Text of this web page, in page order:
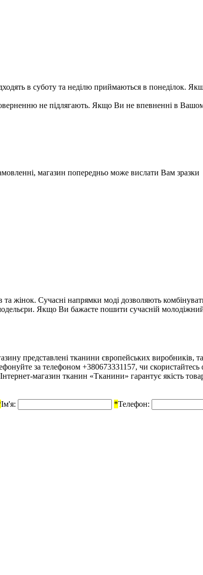
в суботу та неділю приймаються в понеділок.
не підлягають. Якщо Ви не впевненні в
магазин попередньо може вислати Вам зразки
жінок. Сучасні напрямки моді дозволяють
Якщо Ви бажаєте пошити сучасній
представлені тканини європейських виробників,
за телефоном +380673331157, чи
магазин тканин «Тканини» гарантує якість
Ім'я: *Телефон: